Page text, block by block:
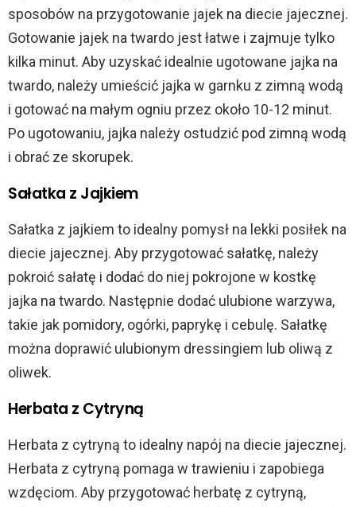
sposobów na przygotowanie jajek na diecie jajecznej.
Gotowanie jajek na twardo jest łatwe i zajmuje tylko
kilka minut. Aby uzyskać idealnie ugotowane jajka na
twardo, należy umieścić jajka w garnku z zimną wodą
i gotować na małym ogniu przez około 10-12 minut.
Po ugotowaniu, jajka należy ostudzić pod zimną wodą
i obrać ze skorupek.
Sałatka z Jajkiem
Sałatka z jajkiem to idealny pomysł na lekki posiłek na
diecie jajecznej. Aby przygotować sałatkę, należy
pokroić sałatę i dodać do niej pokrojone w kostkę
jajka na twardo. Następnie dodać ulubione warzywa,
takie jak pomidory, ogórki, paprykę i cebulę. Sałatkę
można doprawić ulubionym dressingiem lub oliwą z
oliwek.
Herbata z Cytryną
Herbata z cytryną to idealny napój na diecie jajecznej.
Herbata z cytryną pomaga w trawieniu i zapobiega
wzdęciom. Aby przygotować herbatę z cytryną,